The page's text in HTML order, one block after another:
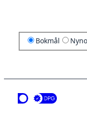
Bokmål